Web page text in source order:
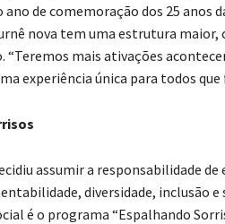
de comemoração dos 25 anos
nova tem uma estrutura maior,
mais ativações
experiência única para todos
assumir a responsabilidade
diversidade, inclusão e
é o programa “Espalhando